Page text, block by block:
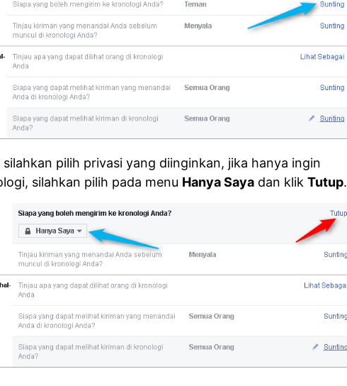
silahkan pilih privasi yang diinginkan, jika hanya ingin
silahkan pilih pada menu Hanya Saya dan klik Tutup.